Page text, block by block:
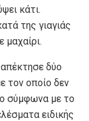
κάτι.
της γιαγιάς
μαχαίρι.
δύο
τον οποίο δεν
σύμφωνα με το
ειδικής